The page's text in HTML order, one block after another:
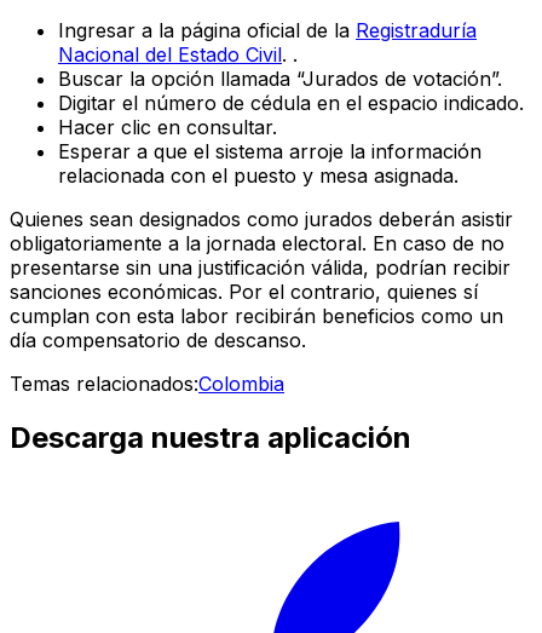
Ingresar a la página oficial de la Registraduría
Nacional del Estado Civil. .
Buscar la opción llamada “Jurados de votación”.
Digitar el número de cédula en el espacio indicado.
Hacer clic en consultar.
Esperar a que el sistema arroje la información
relacionada con el puesto y mesa asignada.
Quienes sean designados como jurados deberán asistir
obligatoriamente a la jornada electoral. En caso de no
presentarse sin una justificación válida, podrían recibir
sanciones económicas. Por el contrario, quienes sí
cumplan con esta labor recibirán beneficios como un
día compensatorio de descanso.
Temas relacionados:Colombia
Descarga nuestra aplicación